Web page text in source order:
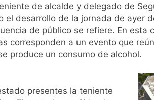
de alcalde y delegado de
el desarrollo de la jornada de ayer
de público se refiere. En esta
corresponden a un evento que
produce un consumo de alcohol.
presentes la teniente